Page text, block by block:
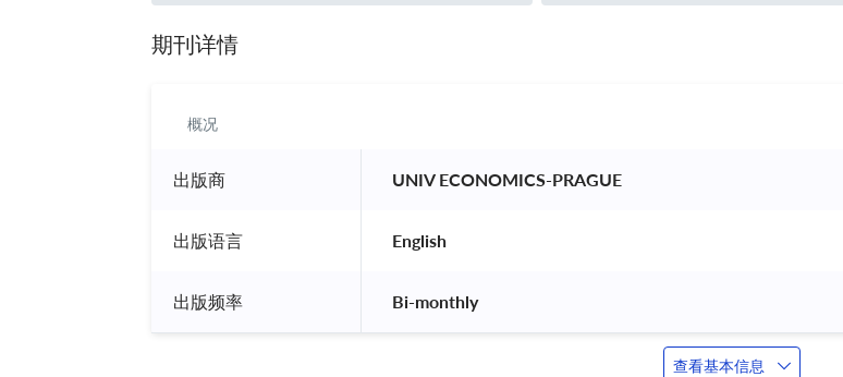
期刊详情
概况
出版商 UNIV ECONOMICS-PRAGUE
出版语言 English
出版频率 Bi-monthly
查看基本信息